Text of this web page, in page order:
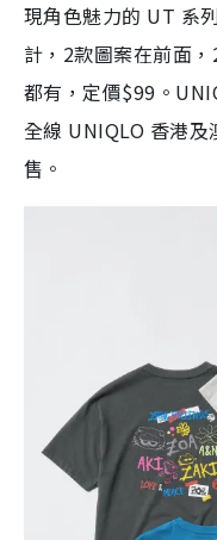
現角色魅力的 UT 系
計，2款圖案在前面
都有，定價$99。
全線 UNIQLO 香港
售。